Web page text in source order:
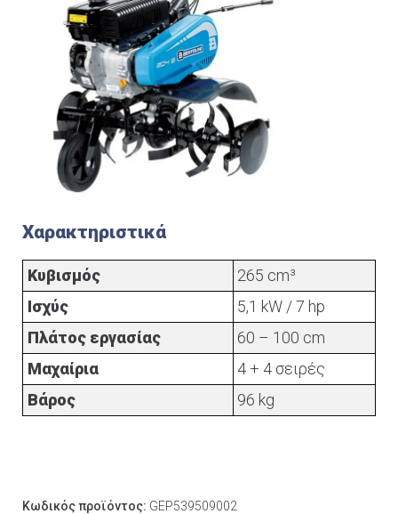
Χαρακτηριστικά
Κυβισμός
265 cm³
Ισχύς
5,1 kW / 7 hp
Πλάτος εργασίας
60 – 100 cm
Μαχαίρια
4 + 4 σειρές
Βάρος
96 kg
Κωδικός προϊόντος: GEP539509002